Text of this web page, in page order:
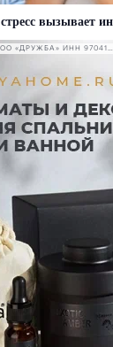
вызывает
РЕКЛАМА • ООО «ДРУЖБА» ИНН 9704146411